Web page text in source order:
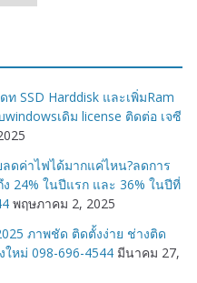
SSD Harddisk และเพิ่มRam
windowsเดิม license ติดต่อ เจซี
ดค่าไฟได้มากแค่ไหน?ลดการ
24% ในปีแรก และ 36% ในปีที่
พฤษภาคม 2, 2025
ภาพชัด ติดตั้งง่าย ช่างติด
หม่ 098-696-4544 มีนาคม 27,